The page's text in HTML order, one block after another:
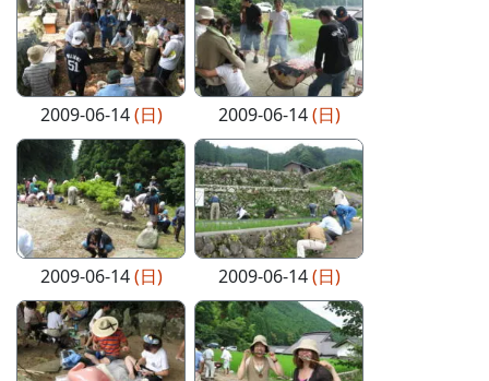
2009-06-14(日) 2009-06-14(日)
2009-06-14(日) 2009-06-14(日)